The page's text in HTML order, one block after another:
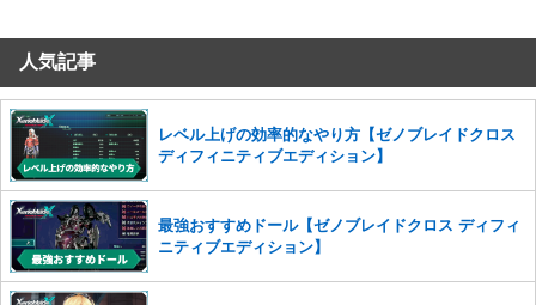
コメントの削除を申請する
せていただきます。ご了承ください。
※一度削除したコメントは復元ができませんのでご注意くだ
さい。
また、過度な利用規約の違反や、弊社に損害の及ぶ内容の書き込みがあ
った場合は、法的措置をとらせていただく場合もございますので、あら
かじめご理解くださいませ。
人気記事
レベル上げの効率的なやり方【ゼノブレイドクロス
ディフィニティブエディション】
最強おすすめドール【ゼノブレイドクロス ディフィ
ニティブエディション】